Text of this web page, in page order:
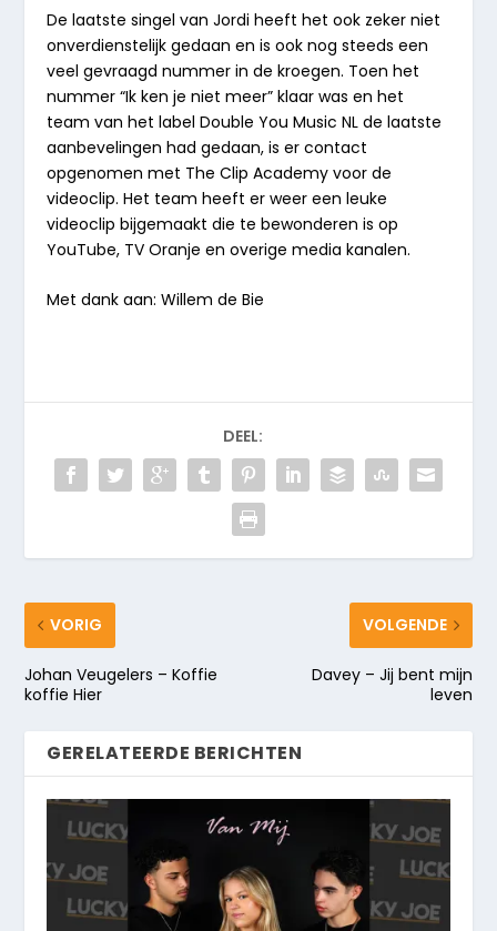
De laatste singel van Jordi heeft het ook zeker niet
onverdienstelijk gedaan en is ook nog steeds een
veel gevraagd nummer in de kroegen. Toen het
nummer “Ik ken je niet meer” klaar was en het
team van het label Double You Music NL de laatste
aanbevelingen had gedaan, is er contact
opgenomen met The Clip Academy voor de
videoclip. Het team heeft er weer een leuke
videoclip bijgemaakt die te bewonderen is op
YouTube, TV Oranje en overige media kanalen.
Met dank aan: Willem de Bie
DEEL:
VORIG
Johan Veugelers – Koffie
koffie Hier
VOLGENDE
Davey – Jij bent mijn
leven
GERELATEERDE BERICHTEN